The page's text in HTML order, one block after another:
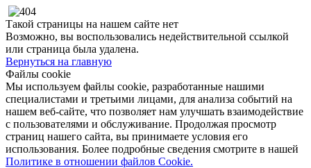
Такой страницы на нашем сайте нет
Возможно, вы воспользовались недействительной ссылкой
или страница была удалена.
Вернуться на главную
Файлы cookie
Мы используем файлы cookie, разработанные нашими
специалистами и третьими лицами, для анализа событий на
нашем веб-сайте, что позволяет нам улучшать взаимодействие
с пользователями и обслуживание. Продолжая просмотр
страниц нашего сайта, вы принимаете условия его
использования. Более подробные сведения смотрите в нашей
Политике в отношении файлов Cookie.